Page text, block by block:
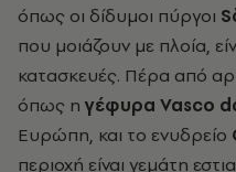
όπως οι δίδυμοι πύργοι
που μοιάζουν με πλοία,
κατασκευές. Πέρα από
όπως η γέφυρα Vasco
Ευρώπη, και το ενυδρείο
περιοχή είναι γεμάτη